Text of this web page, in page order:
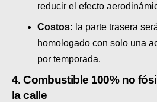
reducir el efecto
Costos: la parte trasera
homologado con solo una
por temporada.
4. Combustible 100% no
la calle